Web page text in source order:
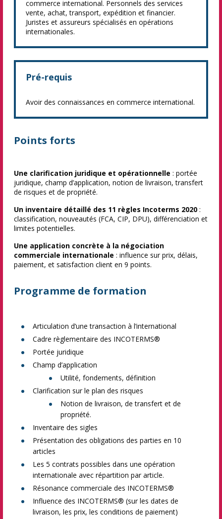
commerce international. Personnels des services
vente, achat, transport, expédition et financier.
Juristes et assureurs spécialisés en opérations
internationales.
Pré-requis
Avoir des connaissances en commerce international.
Points forts
Une clarification juridique et opérationnelle : portée
juridique, champ d’application, notion de livraison, transfert
de risques et de propriété.
Un inventaire détaillé des 11 règles Incoterms 2020 :
classification, nouveautés (FCA, CIP, DPU), différenciation et
limites potentielles.
Une application concrète à la négociation
commerciale internationale : influence sur prix, délais,
paiement, et satisfaction client en 9 points.
Programme de formation
Articulation d’une transaction à l’international
Cadre règlementaire des INCOTERMS®
Portée juridique
Champ d’application
Utilité, fondements, définition
Clarification sur le plan des risques
Notion de livraison, de transfert et de
propriété.
Inventaire des sigles
Présentation des obligations des parties en 10
articles
Les 5 contrats possibles dans une opération
internationale avec répartition par article.
Résonance commerciale des INCOTERMS®
Influence des INCOTERMS® (sur les dates de
livraison, les prix, les conditions de paiement)